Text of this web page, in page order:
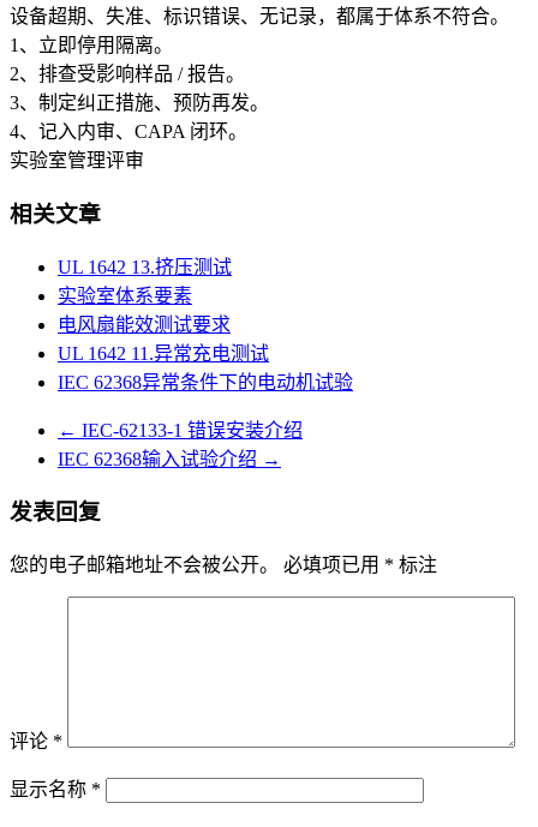
设备超期、失准、标识错误、无记录，都属于体系不符合。
1、立即停用隔离。
2、排查受影响样品 / 报告。
3、制定纠正措施、预防再发。
4、记入内审、CAPA 闭环。
实验室管理评审
相关文章
UL 1642 13.挤压测试
实验室体系要素
电风扇能效测试要求
UL 1642 11.异常充电测试
IEC 62368异常条件下的电动机试验
← IEC-62133-1 错误安装介绍
IEC 62368输入试验介绍 →
发表回复
您的电子邮箱地址不会被公开。 必填项已用 * 标注
评论 *
显示名称 *